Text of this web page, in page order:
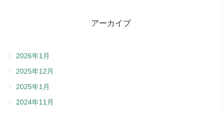
アーカイブ
2026年1月
2025年12月
2025年1月
2024年11月